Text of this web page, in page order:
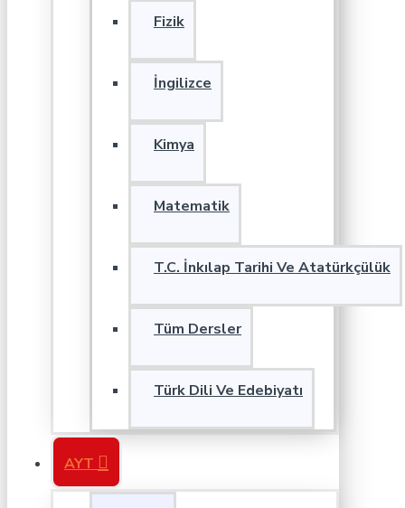
Fizik
İngilizce
Kimya
Matematik
T.C. İnkılap Tarihi Ve Atatürkçülük
Tüm Dersler
Türk Dili Ve Edebiyatı
AYT